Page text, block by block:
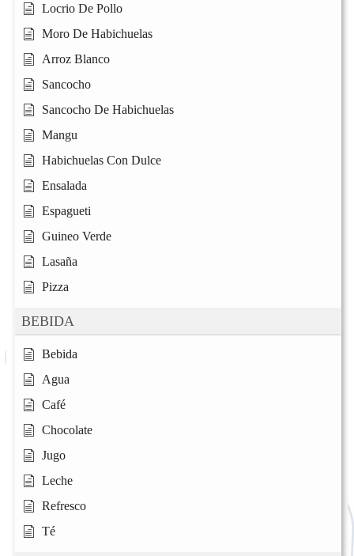
Locrio De Pollo
Moro De Habichuelas
Arroz Blanco
Sancocho
Sancocho De Habichuelas
Mangu
Habichuelas Con Dulce
Ensalada
Espagueti
Guineo Verde
Lasaña
Pizza
BEBIDA
Bebida
Agua
Café
Chocolate
Jugo
Leche
Refresco
Té